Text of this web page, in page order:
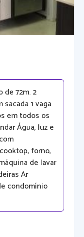
72m. 2
1 vaga
em todos os
Água, luz e
forno,
de lavar
Ar
condomínio